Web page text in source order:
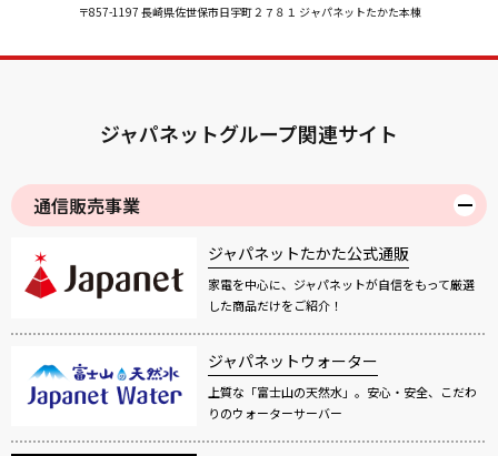
〒857-1197 長崎県佐世保市日宇町２７８１ ジャパネットたかた本棟
ジャパネットグループ関連サイト
通信販売事業
ジャパネットたかた公式通販
家電を中心に、ジャパネットが自信をもって厳選
した商品だけをご紹介！
ジャパネットウォーター
上質な「富士山の天然水」。安心・安全、こだわ
りのウォーターサーバー